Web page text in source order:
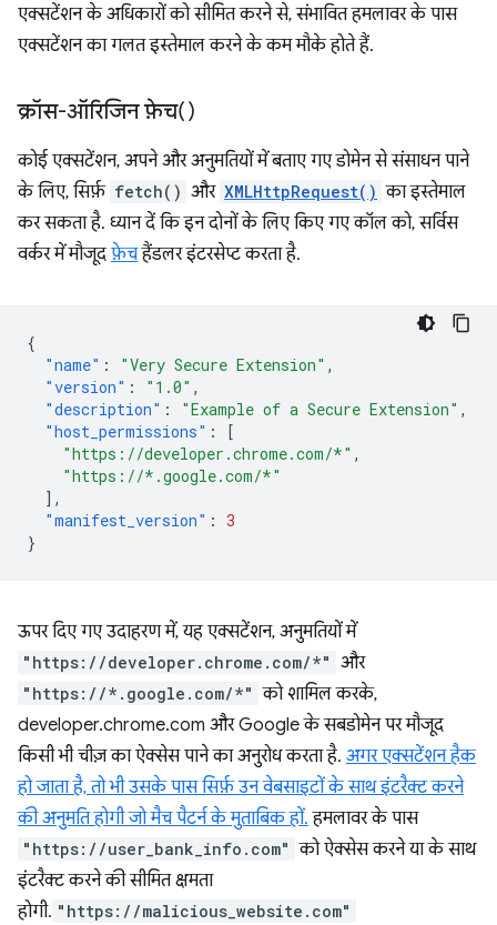
एक्सटेंशन के अधिकारों को सीमित करने से, संभावित हमलावर के पास
एक्सटेंशन का गलत इस्तेमाल करने के कम मौके होते हैं.
क्रॉस-ऑरिजिन फ़ेच()
कोई एक्सटेंशन, अपने और अनुमतियों में बताए गए डोमेन से संसाधन पाने
के लिए, सिर्फ़ fetch() और XMLHttpRequest() का इस्तेमाल
कर सकता है. ध्यान दें कि इन दोनों के लिए किए गए कॉल को, सर्विस
वर्कर में मौजूद फ़ेचहैंडलर इंटरसेप्ट करता है.
{
"name" : "Very Secure Extension" ,
"version" : "1.0" ,
"description" : "Example of a Secure Extension" ,
"host_permissions" :
[
"https://developer.chrome.com/*" ,
"https://*.google.com/*"
],
"manifest_version" : 3
}
ऊपर दिए गए उदाहरण में, यह एक्सटेंशन, अनुमतियों में
"https://developer.chrome.com/*" और
"https://*.google.com/*" को शामिल करके,
developer.chrome.com और Google के सबडोमेन पर मौजूद
किसी भी चीज़ का ऐक्सेस पाने का अनुरोध करता है. अगर एक्सटेंशन हैक
हो जाता है, तो भी उसके पास सिर्फ़ उन वेबसाइटों के साथ इंटरैक्ट करने
की अनुमति होगी जो मैच पैटर्न के मुताबिक हों. हमलावर के पास
"https://user_bank_info.com" को ऐक्सेस करने या के साथ
इंटरैक्ट करने की सीमित क्षमता
होगी. "https://malicious_website.com"